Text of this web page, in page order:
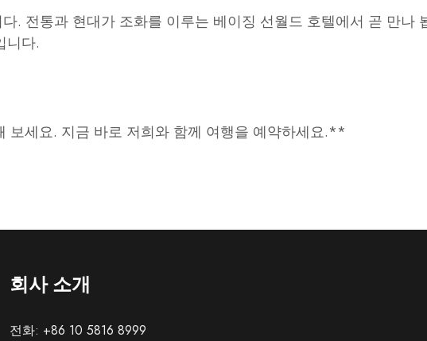
. 전통과 현대가 조화를 이루는 베이징 선월드 호텔에서 곧 만나
니다.
보세요. 지금 바로 저희와 함께 여행을 예약하세요.**
회사 소개
전화: +86 10 5816 8999